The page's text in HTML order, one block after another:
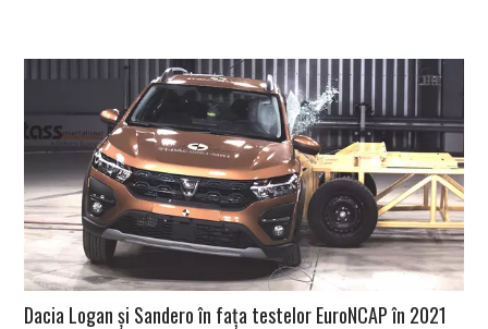
Dacia Logan și Sandero în fața testelor EuroNCAP în 2021